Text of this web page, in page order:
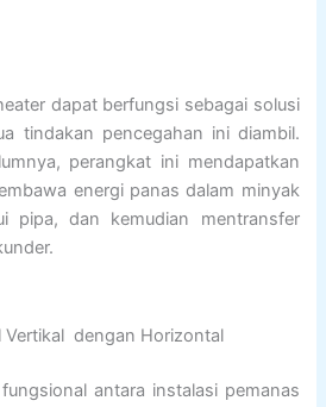
dapat berfungsi sebagai solusi
tindakan pencegahan ini diambil.
perangkat ini mendapatkan
energi panas dalam minyak
pipa, dan kemudian mentransfer
Vertikal dengan Horizontal
antara instalasi pemanas